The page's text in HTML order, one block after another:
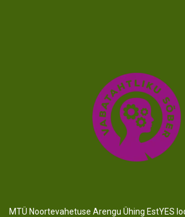
MTÜ Noortevahetuse Arengu Ühing EstYES